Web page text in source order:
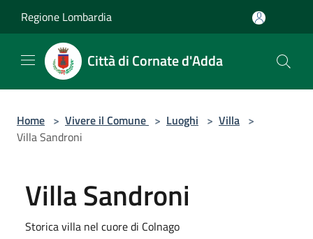
Regione Lombardia
Città di Cornate d'Adda
Home > Vivere il Comune > Luoghi > Villa >
Villa Sandroni
Villa Sandroni
Storica villa nel cuore di Colnago